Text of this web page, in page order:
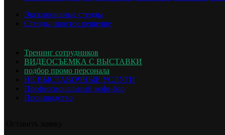
Эксклюзивные стенды
Стенды простое решение
Тренинг сотрудников
ВИДЕОСЪЕМКА С ВЫСТАВКИ
подбор промо персонала
НЕ ВЫСТАВОЧНЫЕ УСЛУГИ
Профессиональный кофе-бар
Производство
ОПИСАНИЕ ПРОЕКТА